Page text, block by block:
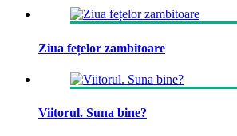
Ziua fețelor zambitoare
Viitorul. Suna bine?